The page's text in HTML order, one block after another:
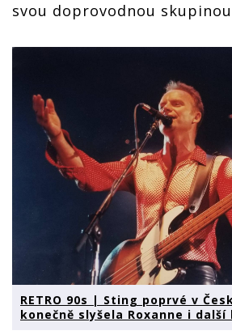
svou doprovodnou
RETRO 90s | Sting poprvé v
konečně slyšela Roxanne i